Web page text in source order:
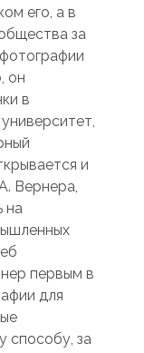
его, а в
за
он
в
и
Вернера,
на
первым в
для
способу, за